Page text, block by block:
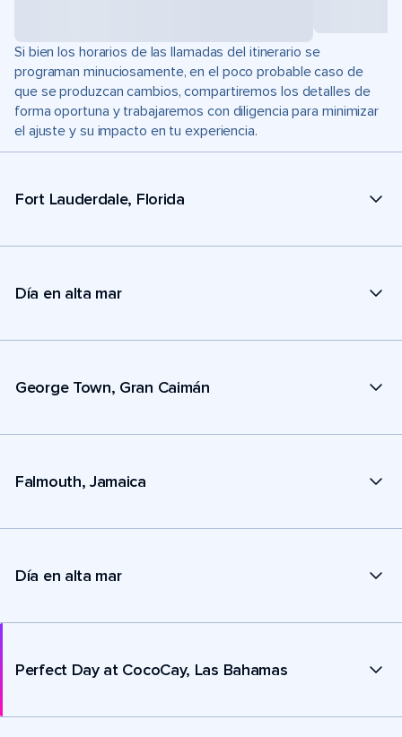
Si bien los horarios de las llamadas del itinerario se
programan minuciosamente, en el poco probable caso de
que se produzcan cambios, compartiremos los detalles de
forma oportuna y trabajaremos con diligencia para minimizar
el ajuste y su impacto en tu experiencia.
Fort Lauderdale, Florida
Día en alta mar
George Town, Gran Caimán
Falmouth, Jamaica
Día en alta mar
Perfect Day at CocoCay, Las Bahamas